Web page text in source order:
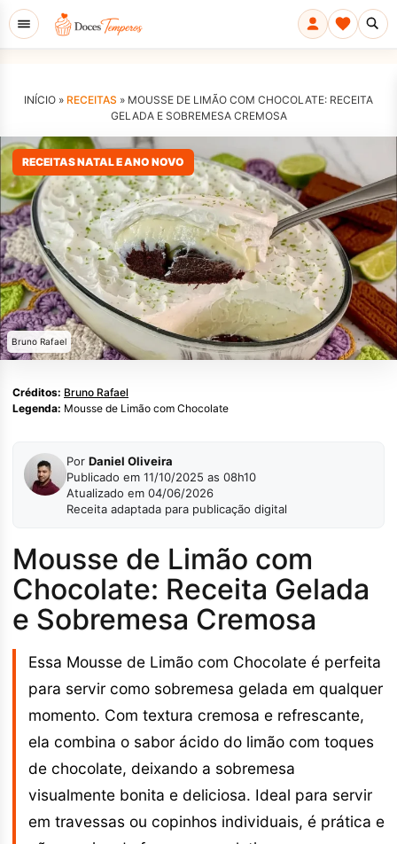
INÍCIO » RECEITAS » MOUSSE DE LIMÃO COM CHOCOLATE: RECEITA
GELADA E SOBREMESA CREMOSA
RECEITAS NATAL E ANO NOVO
Bruno Rafael
Créditos: Bruno Rafael
Legenda: Mousse de Limão com Chocolate
Por Daniel Oliveira
Publicado em 11/10/2025 as 08h10
Atualizado em 04/06/2026
Receita adaptada para publicação digital
Mousse de Limão com
Chocolate: Receita Gelada
e Sobremesa Cremosa
Essa Mousse de Limão com Chocolate é perfeita
para servir como sobremesa gelada em qualquer
momento. Com textura cremosa e refrescante,
ela combina o sabor ácido do limão com toques
de chocolate, deixando a sobremesa
visualmente bonita e deliciosa. Ideal para servir
em travessas ou copinhos individuais, é prática e